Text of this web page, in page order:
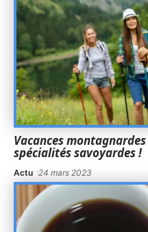
Vacances
spécialités savoyardes !
Actu 24 mars 2023